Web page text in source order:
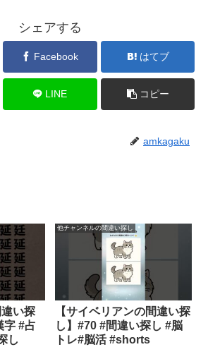
シェアする
Facebook はてブ
LINE コピー
amkagaku
違い探
字 #占
し
他チャンネルの間違い探し
【サイベリアンの間違い探
し】#70 #間違い探し #脳
トレ#脳活 #shorts